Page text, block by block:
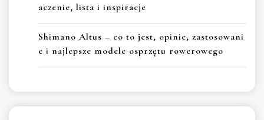
aczenie, lista i inspiracje
Shimano Altus – co to jest, opinie, zastosowani
e i najlepsze modele osprzętu rowerowego